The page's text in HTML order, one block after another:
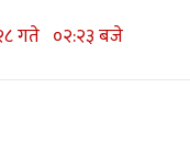
गते ०२:२३ बजे